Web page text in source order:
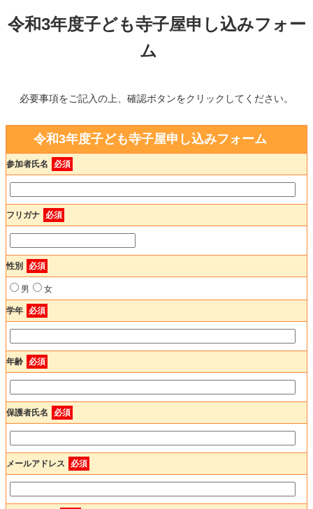
令和3年度子ども寺子屋申し込みフォー
ム
必要事項をご記入の上、確認ボタンをクリックしてください。
令和3年度子ども寺子屋申し込みフォーム
参加者氏名 必須
フリガナ 必須
性別 必須
男 女
学年 必須
年齢 必須
保護者氏名 必須
メールアドレス 必須